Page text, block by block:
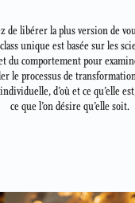
de libérer la plus version de
unique est basée sur les
du comportement pour
le processus de
d’où et ce qu’elle
ce que l’on désire qu’elle soit.